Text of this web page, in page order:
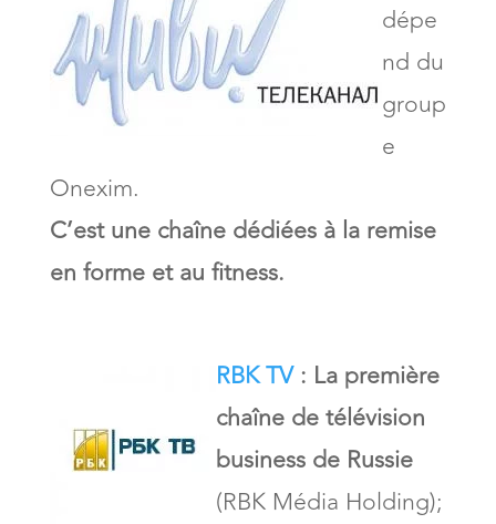
dépe
nd du
group
e
Onexim.
C’est une chaîne dédiées à la remise
en forme et au fitness.
RBK TV: La première
chaîne de télévision
business de Russie
(RBK Média Holding);